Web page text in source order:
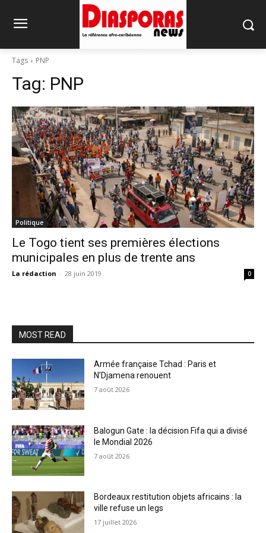
Tags PNP
Tag: PNP
Politique
Le Togo tient ses premières élections
municipales en plus de trente ans
La rédaction - 28 juin 2019 0
MOST READ
Armée française Tchad : Paris et
N’Djamena renouent
7 août 2026
Balogun Gate : la décision Fifa qui a divisé
le Mondial 2026
7 août 2026
Bordeaux restitution objets africains : la
ville refuse un legs
17 juillet 2026